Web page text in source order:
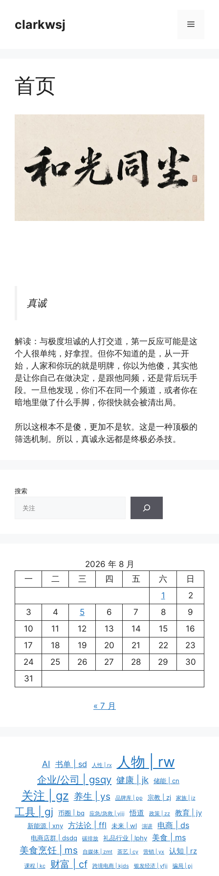
clarkwsj 菜
首页
真诚
解读：与极度坦诚的人打交道，第一反应可能是这
个人很单纯，好拿捏。但你不知道的是，从一开
始，人家和你玩的就是明牌，你以为他傻，其实他
是让你自己在做决定，是跟他同频，还是背后玩手
段。一旦他发现，你们不在同一个频道，或者你在
暗地里做了什么手脚，你很快就会被清出局。
所以这根本不是傻，更加不是软。这是一种顶极的
筛选机制。所以，真诚永远都是终极必杀技。
搜索
2026 年 8 月
一
二 三 四 五 六
日
1
2
3
4 5 6 7 8
9
10
11 12 13 14 15
16
17
18 19 20 21 22
23
24
25 26 27 28 29
30
31
« 7 月
AI 书单 | sd 人性 | rx 人物 | rw
企业/公司 | gsqy 健康 | jk 储能 | cn
关注 | gz 养生 | ys 品牌库 | pp 宗教 | zj 家族 | jz
工具 | gj 币圈 | bq 应急/急救 | yjjj 悟道 政策 | zz 教育 | jy
新能源 | xny 方法论 | ffl 未来 | wl 演讲 电商 | ds
电商店群 | dsdq 碳排放 礼品行业 | lphy 美食 | ms
美食烹饪 | ms 自媒体 | zmt 茶艺 | cy 营销 | yx 认知 | rz
课程 | kc 财富 | cf 跨境电商 | kjds 银发经济 | yfjj 骗局 | pj